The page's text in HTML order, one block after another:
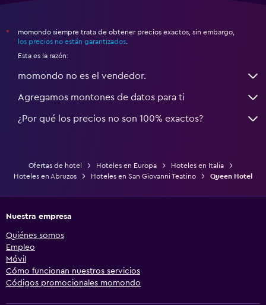
*
momondo siempre trata de obtener precios exactos, sin embargo,
los precios no están garantizados
Esta es la razón:
momondo no es el vendedor.
Agregamos montones de datos para ti
¿Por qué los precios no son 100% exactos?
Ofertas de hotel Hoteles en Europa
Hoteles en Italia
Hoteles en Abruzos
Hoteles en San Giovanni Teatino Queen Hotel
Nuestra empresa
Quiénes somos
Empleo
Móvil
Cómo funcionan nuestros servicios
Códigos promocionales momondo